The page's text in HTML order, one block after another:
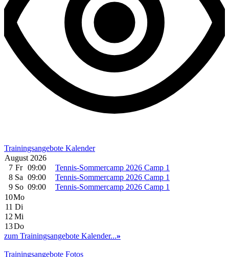
Trainingsangebote Kalender
August 2026
7 Fr 09:00
Tennis-Sommercamp 2026 Camp 1
8 Sa 09:00
Tennis-Sommercamp 2026 Camp 1
9 So 09:00
Tennis-Sommercamp 2026 Camp 1
10Mo
11 Di
12 Mi
13Do
zum Trainingsangebote Kalender...»
Trainingsangebote Fotos